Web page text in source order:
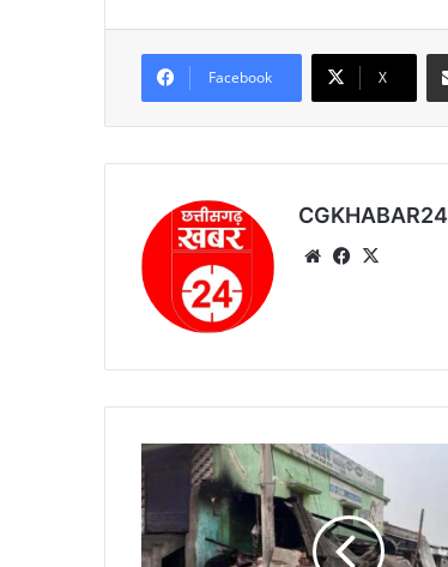
Facebook X
CGKHABAR24
We Fa
जि
ले
के
ने
श